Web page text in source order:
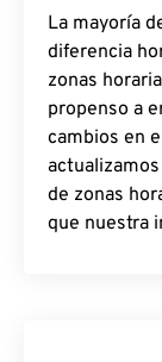
La mayoría
diferencia
zonas
propenso a
cambios en
de zonas
que nuestra